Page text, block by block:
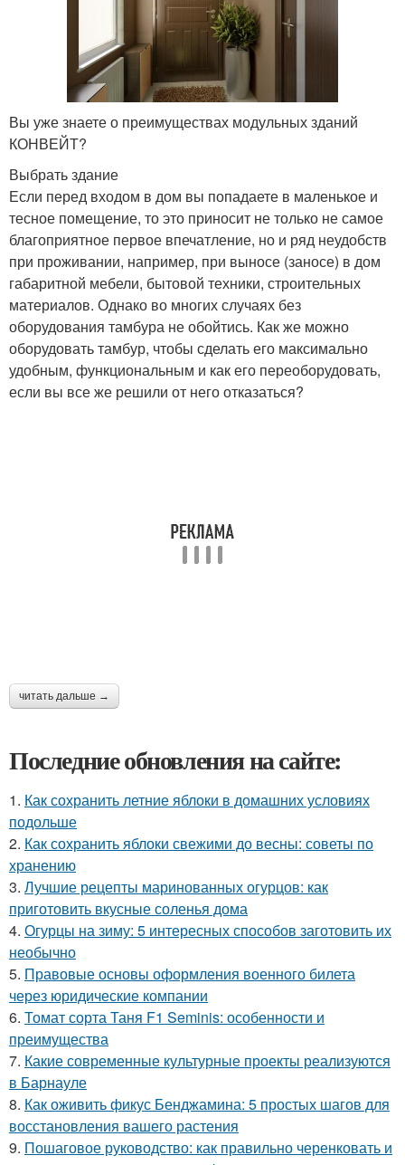
Вы уже знаете о преимуществах модульных зданий
КОНВЕЙТ?
Выбрать здание
Если перед входом в дом вы попадаете в маленькое и
тесное помещение, то это приносит не только не самое
благоприятное первое впечатление, но и ряд неудобств
при проживании, например, при выносе (заносе) в дом
габаритной мебели, бытовой техники, строительных
материалов. Однако во многих случаях без
оборудования тамбура не обойтись. Как же можно
оборудовать тамбур, чтобы сделать его максимально
удобным, функциональным и как его переоборудовать,
если вы все же решили от него отказаться?
читать дальше →
Последние обновления на сайте:
1. Как сохранить летние яблоки в домашних условиях
подольше
2. Как сохранить яблоки свежими до весны: советы по
хранению
3. Лучшие рецепты маринованных огурцов: как
приготовить вкусные соленья дома
4. Огурцы на зиму: 5 интересных способов заготовить их
необычно
5. Правовые основы оформления военного билета
через юридические компании
6. Томат сорта Таня F1 Seminis: особенности и
преимущества
7. Какие современные культурные проекты реализуются
в Барнауле
8. Как оживить фикус Бенджамина: 5 простых шагов для
восстановления вашего растения
9. Пошаговое руководство: как правильно черенковать и